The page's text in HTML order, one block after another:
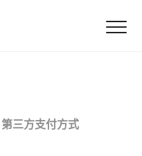
第三方支付方式